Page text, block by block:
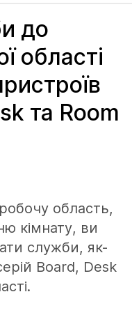
до
області
та Room
область,
кімнату, ви
служби, як-
Board, Desk